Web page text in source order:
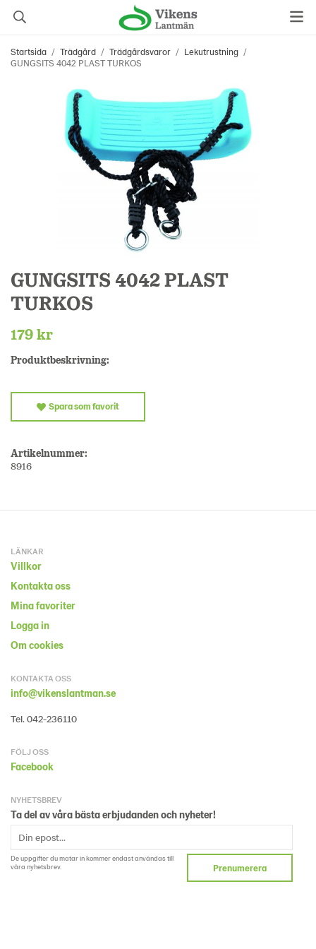
Startsida / Trädgård / Trädgårdsvaror / Lekutrustning /
GUNGSITS 4042 PLAST TURKOS
GUNGSITS 4042 PLAST
TURKOS
179 kr
Produktbeskrivning:
Spara som favorit
Artikelnummer:
8916
LÄNKAR
Villkor
Kontakta oss
Mina favoriter
Logga in
Om cookies
KONTAKTA OSS
info@vikenslantman.se
Tel. 042-236110
FÖLJ OSS
Facebook
NYHETSBREV
Ta del av våra bästa erbjudanden och nyheter!
De uppgifter du matar in kommer endast användas till
våra nyhetsbrev.
Prenumerera